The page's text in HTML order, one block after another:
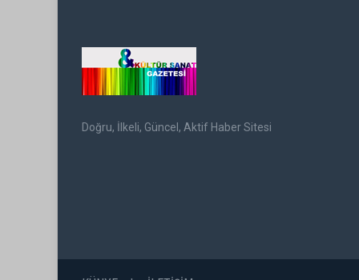
Doğru, İlkeli, Güncel, Aktif Haber Sitesi